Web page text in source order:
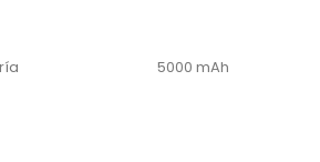
5000 mAh